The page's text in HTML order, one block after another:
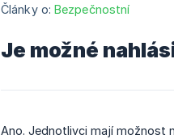
Články o: Bezpečnostní
Je možné
Ano. Jednotlivci mají možnost